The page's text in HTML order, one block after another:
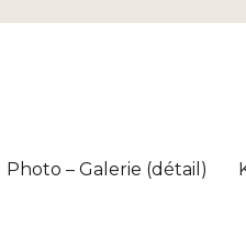
Photo – Galerie (détail)